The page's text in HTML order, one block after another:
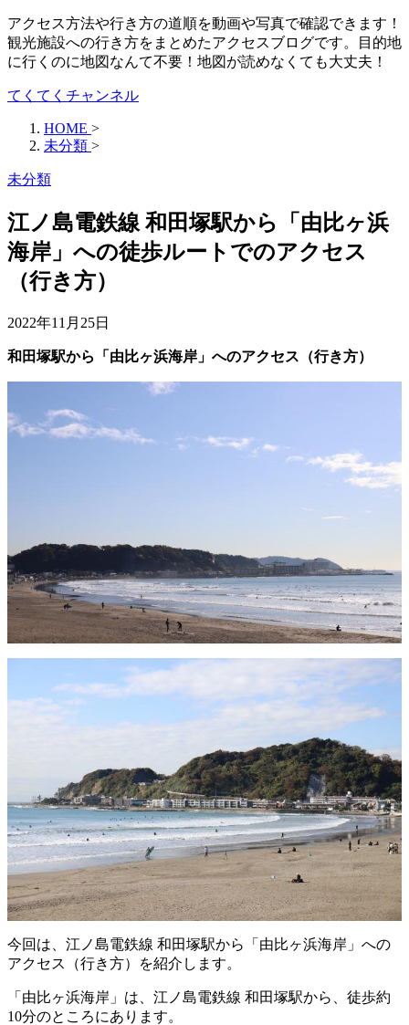
アクセス方法や行き方の道順を動画や写真で確認できます！
観光施設への行き方をまとめたアクセスブログです。目的地
に行くのに地図なんて不要！地図が読めなくても大丈夫！
てくてくチャンネル
HOME >
未分類 >
未分類
江ノ島電鉄線 和田塚駅から「由比ヶ浜
海岸」への徒歩ルートでのアクセス
（行き方）
2022年11月25日
和田塚駅から「由比ヶ浜海岸」へのアクセス（行き方）
今回は、江ノ島電鉄線 和田塚駅から「由比ヶ浜海岸」への
アクセス（行き方）を紹介します。
「由比ヶ浜海岸」は、江ノ島電鉄線 和田塚駅から、徒歩約
10分のところにあります。